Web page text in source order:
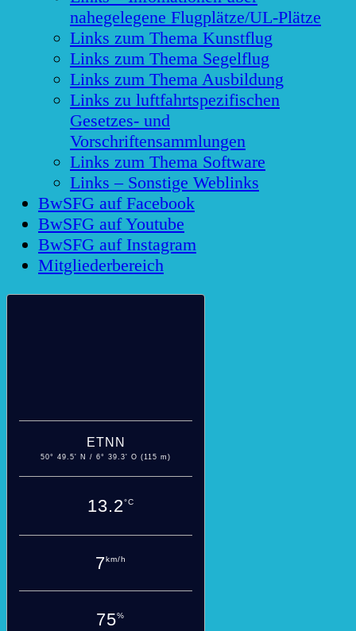
nahegelegene Flugplätze/UL-Plätze
Links zum Thema Kunstflug
Links zum Thema Segelflug
Links zum Thema Ausbildung
Links zu luftfahrtspezifischen
Gesetzes- und
Vorschriftensammlungen
Links zum Thema Software
Links – Sonstige Weblinks
BwSFG auf Facebook
BwSFG auf Youtube
BwSFG auf Instagram
Mitgliederbereich
ETNN
50° 49.5' N / 6° 39.3' O (115 m)
13.2°C
7km/h
75%